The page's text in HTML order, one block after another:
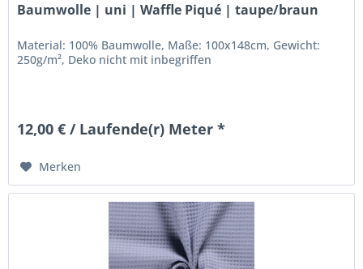
Baumwolle | uni | Waffle Piqué | taupe/braun
Material: 100% Baumwolle, Maße: 100x148cm, Gewicht:
250g/m², Deko nicht mit inbegriffen
12,00 € / Laufende(r) Meter *
Merken